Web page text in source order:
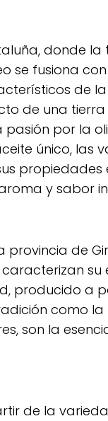
donde
se fusiona
de la
de una
por la
único, las
y sabor
provincia de
su
producido a
como la
son la
de la